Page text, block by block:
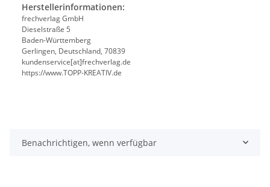
Herstellerinformationen:
frechverlag GmbH
Dieselstraße 5
Baden-Württemberg
Gerlingen, Deutschland, 70839
kundenservice[at]frechverlag.de
https://www.TOPP-KREATIV.de
Benachrichtigen, wenn verfügbar